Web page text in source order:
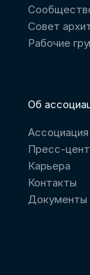
Совет
Рабочие
Об
Ассоциация
Пресс-
Карьера
Контакты
Документы